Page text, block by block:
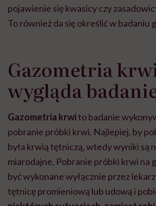
pojawienie się kwasicy czy
To również da się określić w badaniu
Gazometria
wygląda
Gazometria krwito badanie
pobranie próbki krwi. Najlepiej, by
była krwią tętniczą, wtedy wyniki są
miarodajne. Pobranie próbki krwi na
być wykonane wyłącznie przez
tętnicę promieniową lub udową i